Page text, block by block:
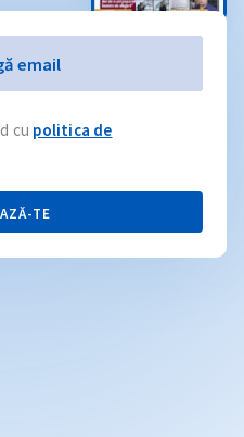
email
cu politica de
TE